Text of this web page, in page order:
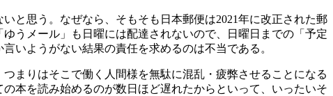
と思う。なぜなら、そもそも日本郵便は2021年に改正された郵
うメール」も日曜には配達されないので、日曜日までの「予定
いようがない結果の責任を求めるのは不当である。
まりはそこで働く人間様を無駄に混乱・疲弊させることになる
本を読み始めるのが数日ほど遅れたからといって、いったいそ